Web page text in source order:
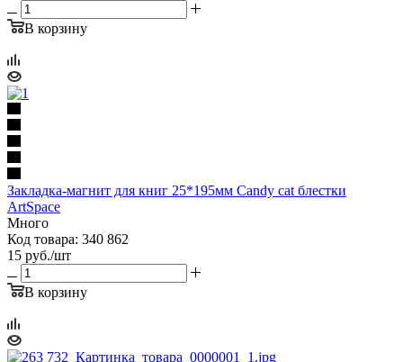
В корзину
Закладка-магнит для книг 25*195мм Candy cat блестки
ArtSpace
Много
Код товара: 340 862
15 руб./шт
В корзину